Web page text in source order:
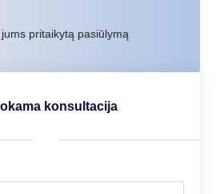
pritaikytą pasiūlymą
konsultacija